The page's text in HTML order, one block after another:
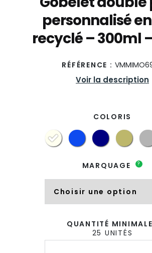
personnalisé
recyclé – 300ml
RÉFÉRENCE :
Voir la description
COLORIS
MARQUAGE ?
QUANTITÉ
25 UNITÉS
quantité